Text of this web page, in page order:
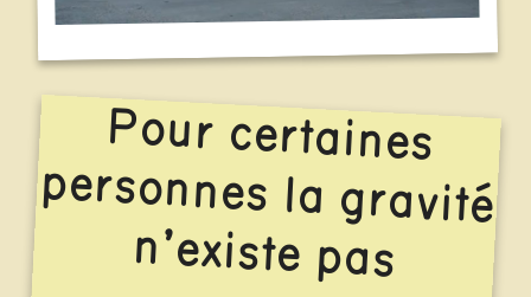
Pour certaines
personnes la gravité
n’existe pas